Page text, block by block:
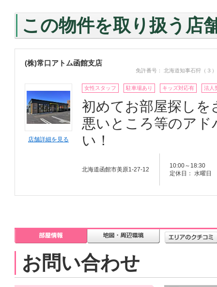
この物件を取り扱う店
(株)常口アトム函館支店
免許番号： 北海道知事石狩（３
店舗詳細を見る
女性スタッフ 駐車場あり キッズ対応有 法人
初めてお部屋探しを
悪いところ等のア
い！
北海道函館市美原1-27-12
10:00～18:30
定休日： 水曜日
お問い合わせ